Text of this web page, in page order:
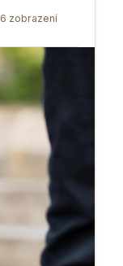
zobrazení